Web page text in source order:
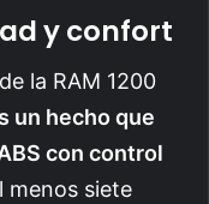
y confort
la RAM 1200
un hecho que
con control
menos siete